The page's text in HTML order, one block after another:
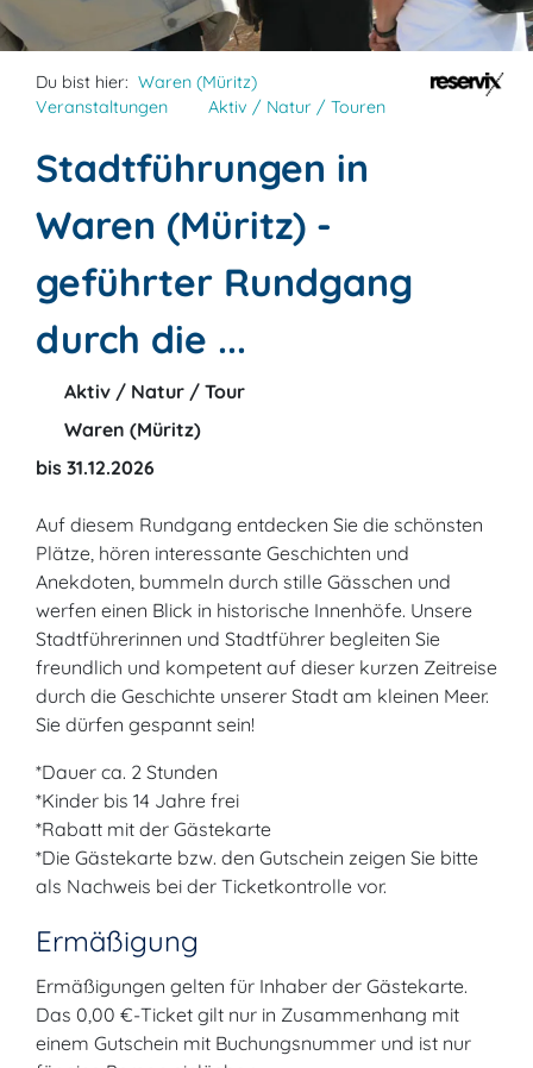
Du bist hier: Waren (Müritz)
Veranstaltungen
Aktiv / Natur / Touren
Stadtführungen in
Waren (Müritz) -
geführter Rundgang
durch die ...
Aktiv / Natur / Tour
Waren (Müritz)
bis 31.12.2026
Auf diesem Rundgang entdecken Sie die schönsten
Plätze, hören interessante Geschichten und
Anekdoten, bummeln durch stille Gässchen und
werfen einen Blick in historische Innenhöfe. Unsere
Stadtführerinnen und Stadtführer begleiten Sie
freundlich und kompetent auf dieser kurzen Zeitreise
durch die Geschichte unserer Stadt am kleinen Meer.
Sie dürfen gespannt sein!
*Dauer ca. 2 Stunden
*Kinder bis 14 Jahre frei
*Rabatt mit der Gästekarte
*Die Gästekarte bzw. den Gutschein zeigen Sie bitte
als Nachweis bei der Ticketkontrolle vor.
Ermäßigung
Ermäßigungen gelten für Inhaber der Gästekarte.
Das 0,00 €-Ticket gilt nur in Zusammenhang mit
einem Gutschein mit Buchungsnummer und ist nur